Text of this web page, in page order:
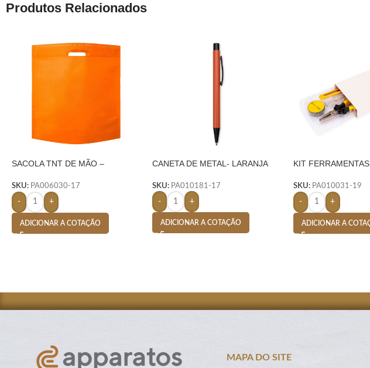
Produtos Relacionados
SACOLA TNT DE MÃO –
SKU: PA006030-17
- +
ADICIONAR A COTAÇÃO
CANETA DE METAL- LARANJA
SKU: PA010181-17
- +
ADICIONAR A COTAÇÃO
KIT
SKU: PA010031-19
- +
ADICIONAR A
MAPA DO SITE